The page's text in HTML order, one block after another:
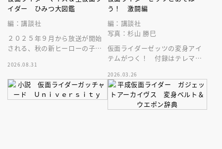
イダー ひみつ大図鑑
編：講談社
２０２５年９月から放送が開始
される、秋の新ヒーローの子供
ベルトなど最新情報がバッチリ
分かる！
2026.08.31
う！ 激闘編
編：講談社
写真：杉山 勝巳
仮面ライダーゼッツの変身アイ
テムがつく！ 付録はテレマガ
ジンでしか手に入らない、スペ
シャルな一品
2026.03.26